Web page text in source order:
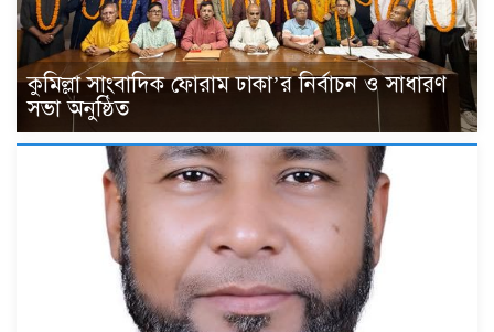
কুমিল্লা সাংবাদিক ফোরাম ঢাকা’র নির্বাচন ও সাধারণ
সভা অনুষ্ঠিত